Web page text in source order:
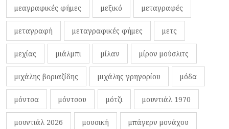
μεαγραφικές φήμες μεξικό μεταγραφές
μεταγραφή μεταγραφικές φήμες μετς
μεχίας μιάλμπι μίλαν μίρον μούσλιτς
μιχάλης βοριαζίδης μιχάλης γρηγορίου μόδα
μόντσα μόντσου μότζι μουντιάλ 1970
μουντιάλ 2026 μουσική μπάγερν μονάχου